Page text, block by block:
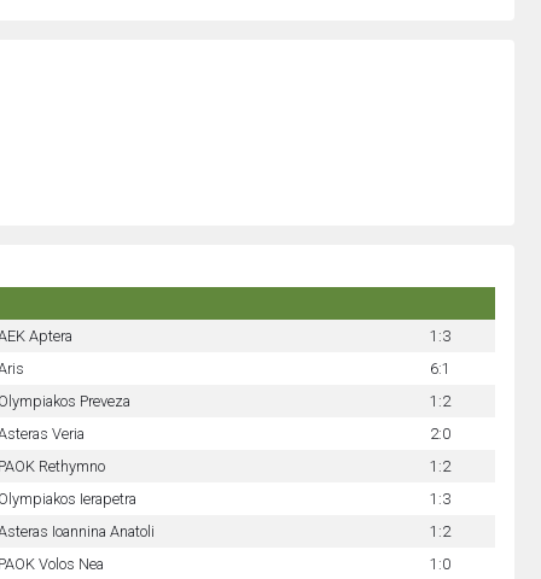
Aptera
1:3
6:1
Olympiakos Preveza
1:2
Veria
2:0
PAOK Rethymno
1:2
Olympiakos Ierapetra
1:3
Ioannina Anatoli
1:2
PAOK Volos Nea
1:0